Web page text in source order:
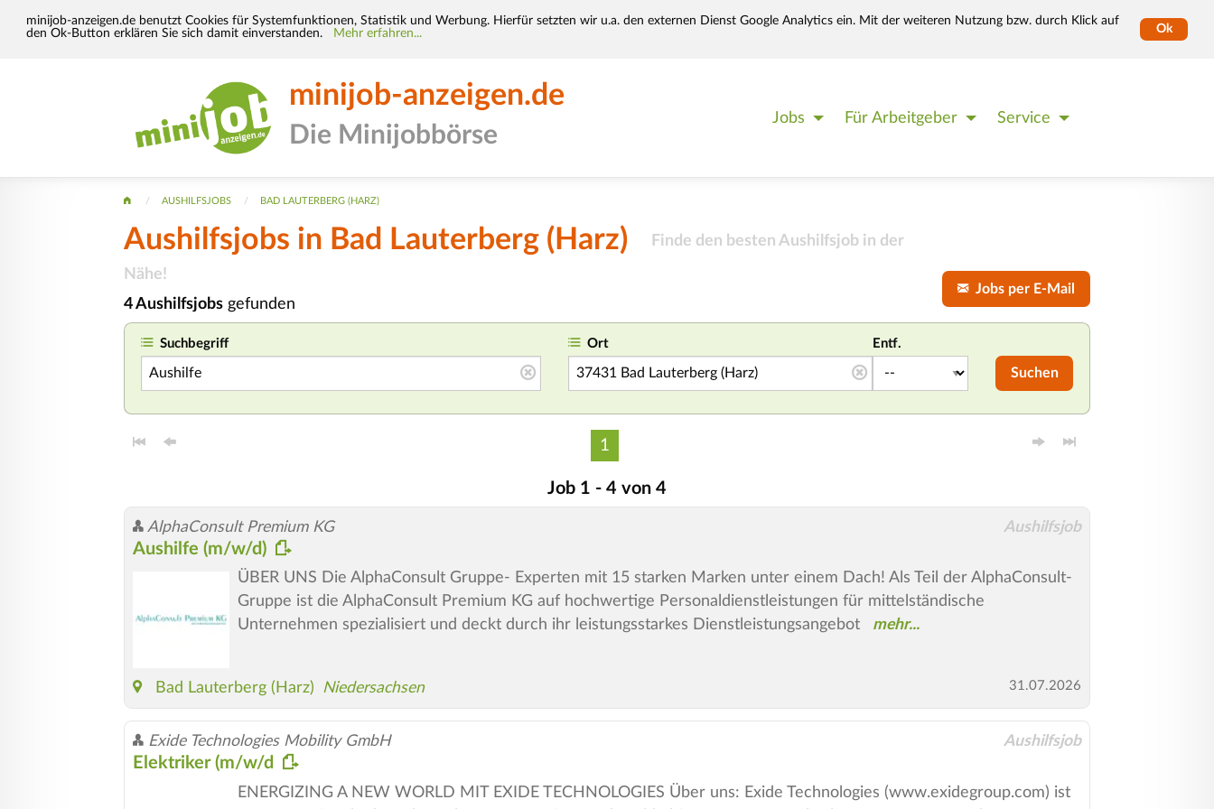
minijob-anzeigen.de benutzt Cookies für Systemfunktionen, Statistik und Werbung. Hierfür setzten wir u.a. den externen Dienst Google Analytics ein. Mit der weiteren Nutzung bzw. durch Klick auf
den Ok-Button erklären Sie sich damit einverstanden.
Mehr erfahren... Ok
minijob-anzeigen.de
Die Minijobbörse
Jobs Für Arbeitgeber Service
AUSHILFSJOBS BAD LAUTERBERG (HARZ)
Aushilfsjobs in Bad Lauterberg (Harz) Finde den besten Aushilfsjob in der
Nähe!
4 Aushilfsjobs gefunden
Jobs per E-Mail
Suchbegriff Ort Entf.
Suchen
1
Job 1 - 4 von 4
AlphaConsult Premium KG Aushilfsjob
Aushilfe (m/w/d)
ÜBER UNS Die AlphaConsult Gruppe- Experten mit 15 starken Marken unter einem Dach! Als Teil der AlphaConsult-
Gruppe ist die AlphaConsult Premium KG auf hochwertige Personaldienstleistungen für mittelständische
Unternehmen spezialisiert und deckt durch ihr leistungsstarkes Dienstleistungsangebot
Bad Lauterberg (Harz) Niedersachsen 31.07.2026
Exide Technologies Mobility GmbH Aushilfsjob
Elektriker (m/w/d
ENERGIZING A NEW WORLD MIT EXIDE TECHNOLOGIES Über uns: Exide Technologies (www.exidegroup.com) ist